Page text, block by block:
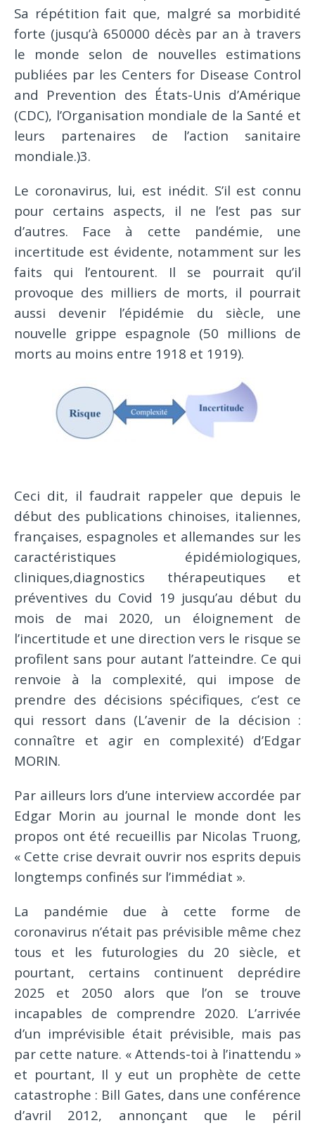
Sa répétition fait que, malgré sa morbidité
forte (jusqu’à 650000 décès par an à travers
le monde selon de nouvelles estimations
publiées par les Centers for Disease Control
and Prevention des États-Unis d’Amérique
(CDC), l’Organisation mondiale de la Santé et
leurs partenaires de l’action sanitaire
mondiale.)3.
Le coronavirus, lui, est inédit. S’il est connu
pour certains aspects, il ne l’est pas sur
d’autres. Face à cette pandémie, une
incertitude est évidente, notamment sur les
faits qui l’entourent. Il se pourrait qu’il
provoque des milliers de morts, il pourrait
aussi devenir l’épidémie du siècle, une
nouvelle grippe espagnole (50 millions de
morts au moins entre 1918 et 1919).
Ceci dit, il faudrait rappeler que depuis le
début des publications chinoises, italiennes,
françaises, espagnoles et allemandes sur les
caractéristiques épidémiologiques,
cliniques,diagnostics thérapeutiques et
préventives du Covid 19 jusqu’au début du
mois de mai 2020, un éloignement de
l’incertitude et une direction vers le risque se
profilent sans pour autant l’atteindre. Ce qui
renvoie à la complexité, qui impose de
prendre des décisions spécifiques, c’est ce
qui ressort dans (L’avenir de la décision :
connaître et agir en complexité) d’Edgar
MORIN.
Par ailleurs lors d’une interview accordée par
Edgar Morin au journal le monde dont les
propos ont été recueillis par Nicolas Truong,
« Cette crise devrait ouvrir nos esprits depuis
longtemps confinés sur l’immédiat ».
La pandémie due à cette forme de
coronavirus n’était pas prévisible même chez
tous et les futurologies du 20 siècle, et
pourtant, certains continuent deprédire
2025 et 2050 alors que l’on se trouve
incapables de comprendre 2020. L’arrivée
d’un imprévisible était prévisible, mais pas
par cette nature. « Attends-toi à l’inattendu »
et pourtant, Il y eut un prophète de cette
catastrophe : Bill Gates, dans une conférence
d’avril 2012, annonçant que le péril